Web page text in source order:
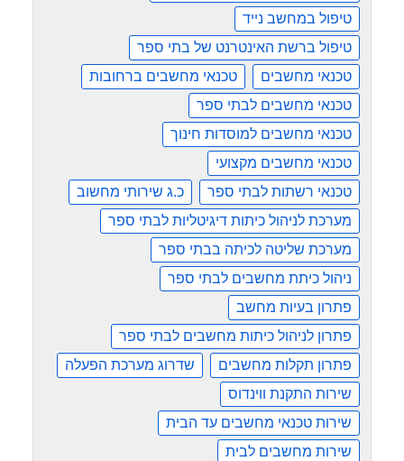
טיפול במחשב נייד
טיפול ברשת האינטרנט של בתי ספר
טכנאי מחשבים
טכנאי מחשבים ברחובות
טכנאי מחשבים לבתי ספר
טכנאי מחשבים למוסדות חינוך
טכנאי מחשבים מקצועי
טכנאי רשתות לבתי ספר
כ.ג שירותי מחשוב
מערכת לניהול כיתות דיגיטליות לבתי ספר
מערכת שליטה לכיתה בבתי ספר
ניהול כיתת מחשבים לבתי ספר
פתרון בעיות מחשב
פתרון לניהול כיתות מחשבים לבתי ספר
פתרון תקלות מחשבים
שדרוג מערכת הפעלה
שירות התקנת ווינדוס
שירות טכנאי מחשבים עד הבית
שירות מחשבים לבית